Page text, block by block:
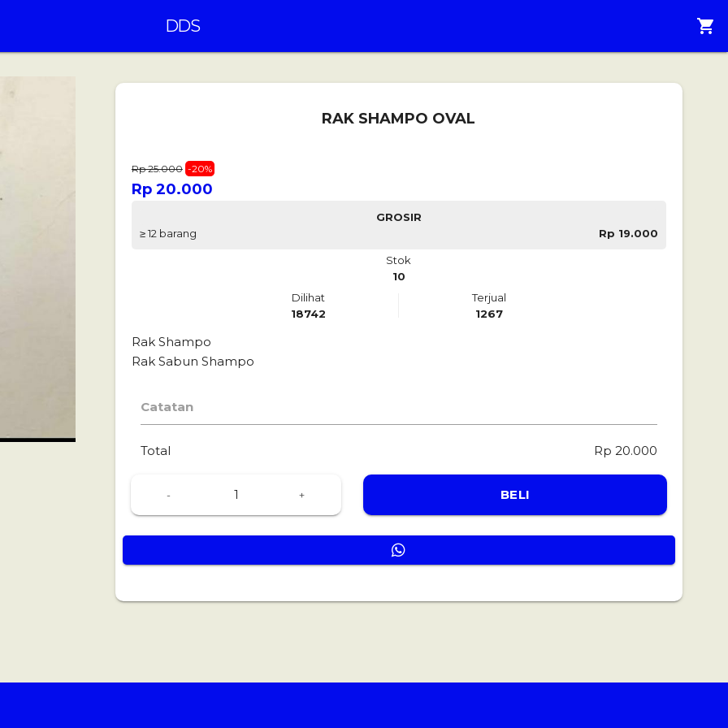
DDS shopping_cart
RAK SHAMPO OVAL
Rp 25.000 -20%
Rp 20.000
GROSIR
≥ 12 barang
Rp 19.000
Stok
10
Dilihat
18742
Terjual
1267
Rak Shampo
Rak Sabun Shampo
Catatan
Total Rp 20.000
- + BELI